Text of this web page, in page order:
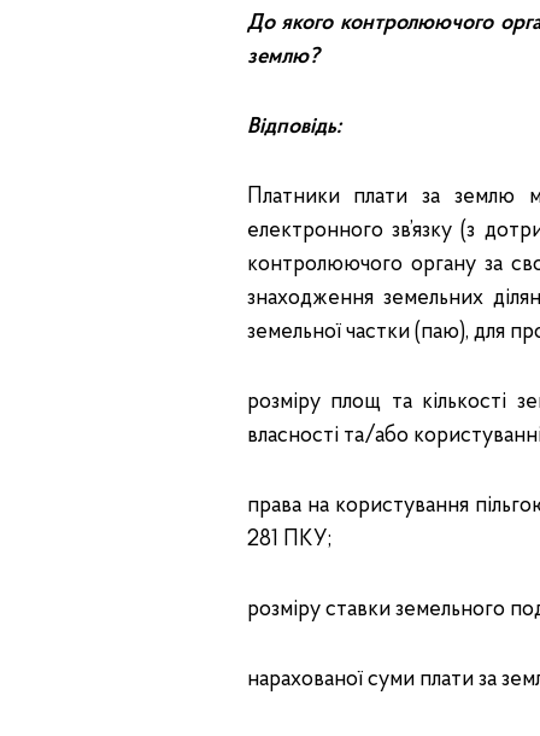
До якого контролюючого
землю?
Відповідь:
Платники плати за землю
електронного зв’язку (з
контролюючого органу за
знаходження земельних
земельної частки (паю), для
розміру площ та кількості
власності та/або
права на користування
281 ПКУ;
розміру ставки земельного
нарахованої суми плати за